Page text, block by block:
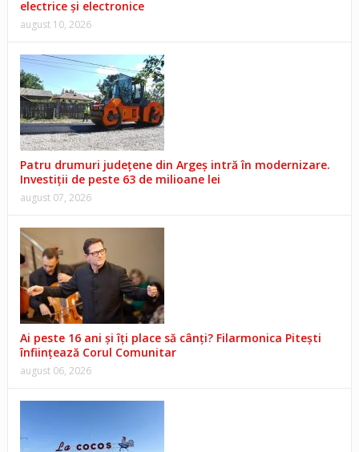
electrice și electronice
august 10, 2026
Patru drumuri județene din Argeș intră în modernizare.
Investiții de peste 63 de milioane lei
august 07, 2026
Ai peste 16 ani și îți place să cânți? Filarmonica Pitești
înființează Corul Comunitar
august 06, 2026